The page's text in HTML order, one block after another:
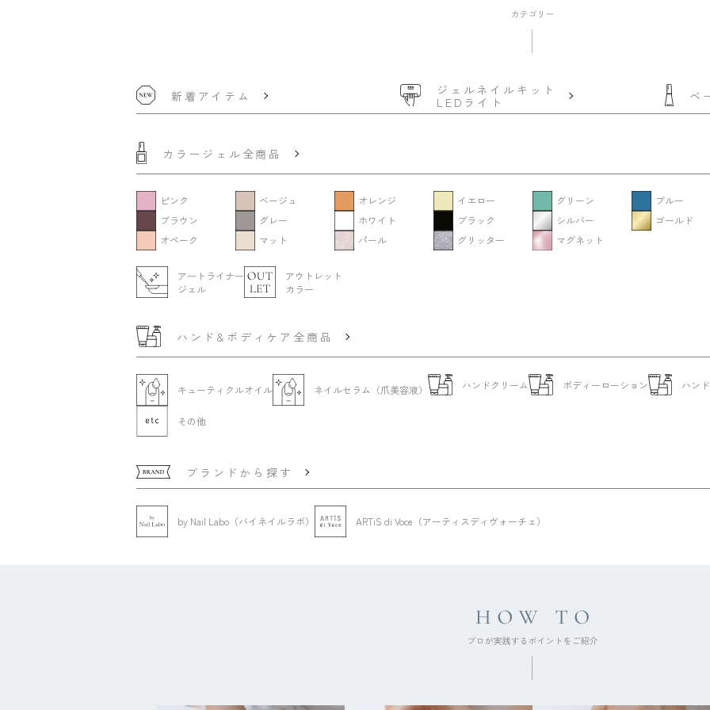
新着アイテム
ジェルネイルキット
LEDライト
ベ
カラージェル全商品
ピンク ベージュ オレンジ イエロー グリーン ブルー
ブラウン
グレー ホワイト ブラック シルバー ゴールド
オペーク
マット パール グリッター マグネット
アートライナー
ジェル
アウトレット
カラー
ハンド&ボディケア全商品
キューティクルオイル ネイルセラム（爪美容液） ハンドクリーム ボディーローション ハン
その他
ブランドから探す
by Nail Labo（バイネイルラボ） ARTiS di Voce（アーティスディヴォーチェ）